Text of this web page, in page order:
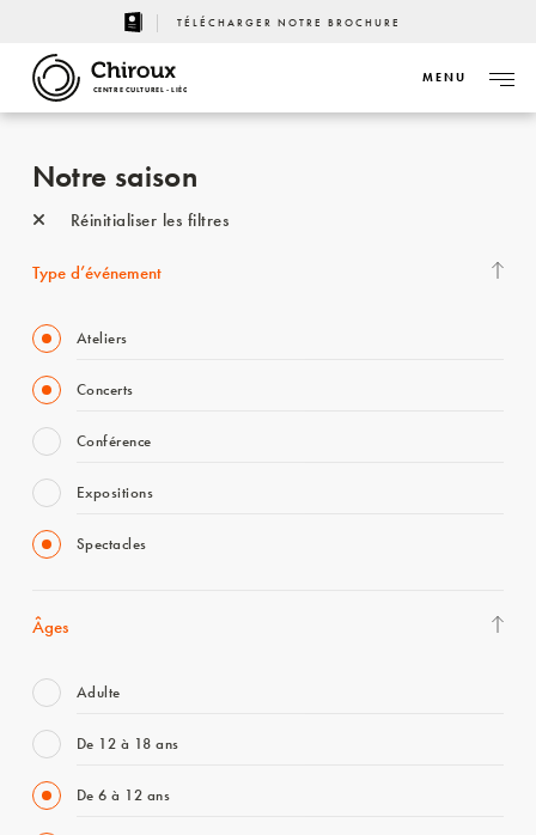
TÉLÉCHARGER NOTRE BROCHURE
CENTRE CULTUREL - LIÈGE
MENU
Notre saison
Réinitialiser les filtres
Type d’événement
Ateliers
Concerts
Conférence
Expositions
Spectacles
Âges
Adulte
De 12 à 18 ans
De 6 à 12 ans